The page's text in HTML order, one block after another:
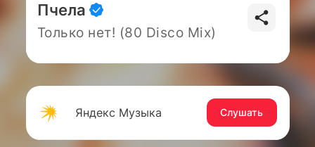
Пчела
Только нет! (80 Disco Mix)
Яндекс Музыка Слушать